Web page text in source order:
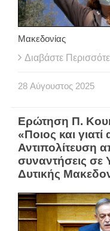
Μακεδονίας
Διαβάστε
28 Αύγουστος 2025
Ερώτηση Π.
«Ποιος και
Αντιπολίτευση
συναντήσεις σε
Δυτικής